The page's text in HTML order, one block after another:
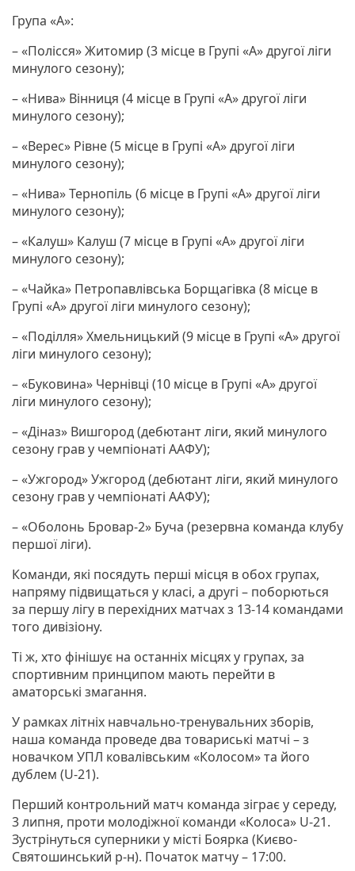
Група «А»:
– «Полісся» Житомир (3 місце в Групі «А» другої ліги
минулого сезону);
– «Нива» Вінниця (4 місце в Групі «А» другої ліги
минулого сезону);
– «Верес» Рівне (5 місце в Групі «А» другої ліги
минулого сезону);
– «Нива» Тернопіль (6 місце в Групі «А» другої ліги
минулого сезону);
– «Калуш» Калуш (7 місце в Групі «А» другої ліги
минулого сезону);
– «Чайка» Петропавлівська Борщагівка (8 місце в
Групі «А» другої ліги минулого сезону);
– «Поділля» Хмельницький (9 місце в Групі «А» другої
ліги минулого сезону);
– «Буковина» Чернівці (10 місце в Групі «А» другої
ліги минулого сезону);
– «Діназ» Вишгород (дебютант ліги, який минулого
сезону грав у чемпіонаті ААФУ);
– «Ужгород» Ужгород (дебютант ліги, який минулого
сезону грав у чемпіонаті ААФУ);
– «Оболонь Бровар-2» Буча (резервна команда клубу
першої ліги).
Команди, які посядуть перші місця в обох групах,
напряму підвищаться у класі, а другі – поборються
за першу лігу в перехідних матчах з 13-14 командами
того дивізіону.
Ті ж, хто фінішує на останніх місцях у групах, за
спортивним принципом мають перейти в
аматорські змагання.
У рамках літніх навчально-тренувальних зборів,
наша команда проведе два товариські матчі – з
новачком УПЛ ковалівським «Колосом» та його
дублем (U-21).
Перший контрольний матч команда зіграє у середу,
3 липня, проти молодіжної команди «Колоса» U-21.
Зустрінуться суперники у місті Боярка (Києво-
Святошинський р-н). Початок матчу – 17:00.